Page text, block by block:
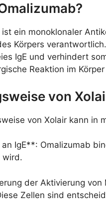
ist ein monoklonaler
Körpers
IgE und verhindert
Reaktion im
von
von Xolair kann in
IgE**: Omalizumab
wird.
der Aktivierung
Zellen sind